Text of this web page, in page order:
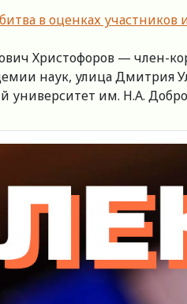
в оценках
Христофоров — член-
наук, улица Дмитрия
университет им. Н.А.